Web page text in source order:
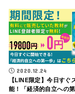
2020.12.24
【LINE限定】今日すぐ
能！「経済的自立への